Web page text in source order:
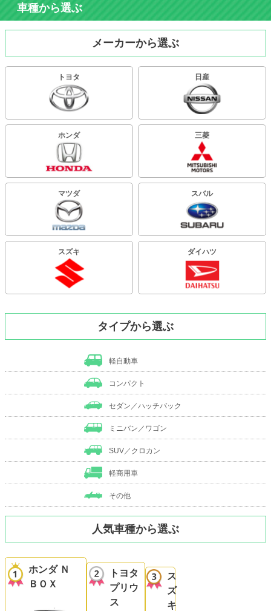
車種から選ぶ
メーカーから選ぶ
トヨタ 日産
ホンダ 三菱
マツダ スバル
スズキ ダイハツ
タイプから選ぶ
軽自動車
コンパクト
セダン／ハッチバック
ミニバン／ワゴン
SUV／クロカン
軽商用車
その他
人気車種から選ぶ
ホンダ Ｎ
ＢＯＸ
トヨタ
プリウ
ス
ス
ズ
キ